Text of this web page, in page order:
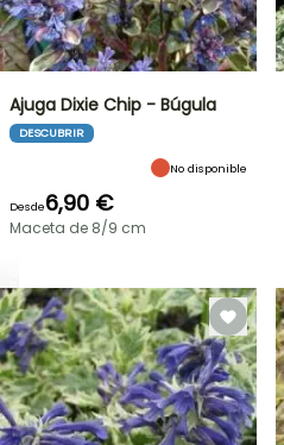
RELÁMPAGO
¡HASTA
UN
30
%
DE
Ajuga Dixie Chip - Búgula
DESCUBRIR
No disponible
Desde6,90 €
Maceta de 8/9 cm